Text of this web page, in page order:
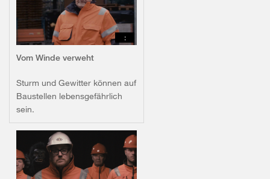
:
Vom Winde verweht
Sturm und Gewitter können auf
Baustellen lebensgefährlich
sein.